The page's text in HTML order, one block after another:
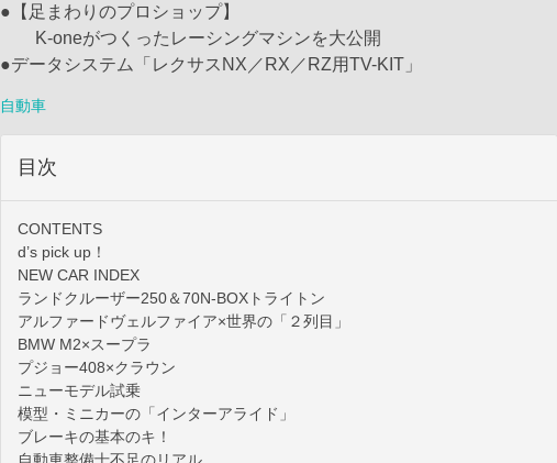
●【足まわりのプロショップ】
K-oneがつくったレーシングマシンを大公開
●データシステム「レクサスNX／RX／RZ用TV-KIT」
自動車
目次
CONTENTS
d’s pick up！
NEW CAR INDEX
ランドクルーザー250＆70N-BOXトライトン
アルファードヴェルファイア×世界の「２列目」
BMW M2×スープラ
プジョー408×クラウン
ニューモデル試乗
模型・ミニカーの「インターアライド」
ブレーキの基本のキ！